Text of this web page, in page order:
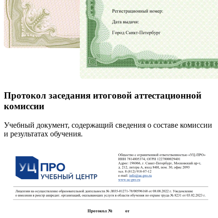
Протокол заседания итоговой аттестационной
комиссии
Учебный документ, содержащий сведения о составе комиссии
и результатах обучения.